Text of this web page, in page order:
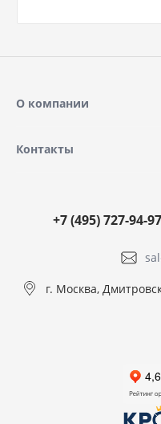
О компании
Контакты
+7 (495) 727-94-97
г. Москва,